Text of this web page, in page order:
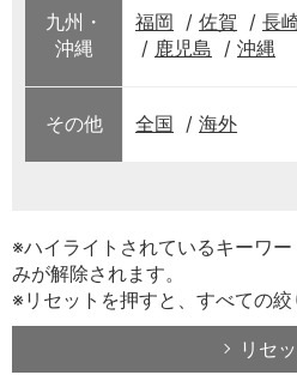
九州・
沖縄
福岡 佐賀 長
鹿児島
沖縄
その他 全国 海外
※ハイライトされているキーワ
みが解除されます。
※リセットを押すと、すべての絞
リセ